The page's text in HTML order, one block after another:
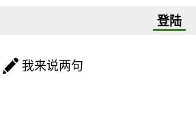
登陆
我来说两句